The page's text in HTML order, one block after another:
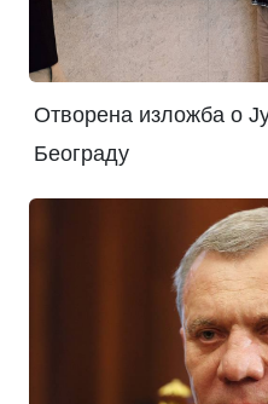
Отворена изложба о
Београду